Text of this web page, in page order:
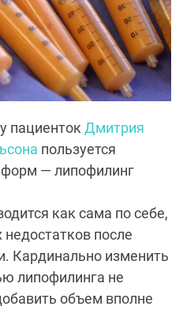
пациенток Дмитрия
пользуется
— липофилинг
как сама по себе,
после
Кардинально изменить
липофилинга не
объем вполне